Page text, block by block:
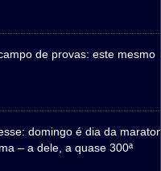
de provas: este mesmo
domingo é dia da
– a dele, a quase 300ª